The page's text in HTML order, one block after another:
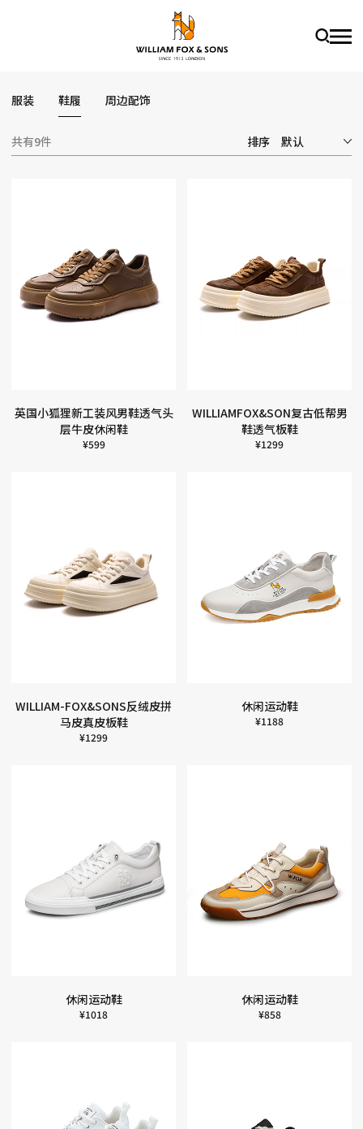
服装 鞋履 周边配饰
共有9件 排序 默认
英国小狐狸新工装风男鞋透气头
层牛皮休闲鞋
¥599
WILLIAMFOX&SON复古低帮男
鞋透气板鞋
¥1299
WILLIAM-FOX&SONS反绒皮拼
马皮真皮板鞋
¥1299
休闲运动鞋
¥1188
休闲运动鞋
¥1018
休闲运动鞋
¥858